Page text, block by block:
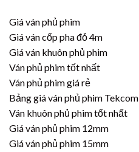
Giá ván phủ phim
Giá ván cốp pha đỏ 4m
Giá ván khuôn phủ phim
Ván phủ phim tốt nhất
Ván phủ phim giá rẻ
Bảng giá ván phủ phim Tekcom
Ván khuôn phủ phim tốt nhất
Giá ván phủ phim 12mm
Giá ván phủ phim 15mm